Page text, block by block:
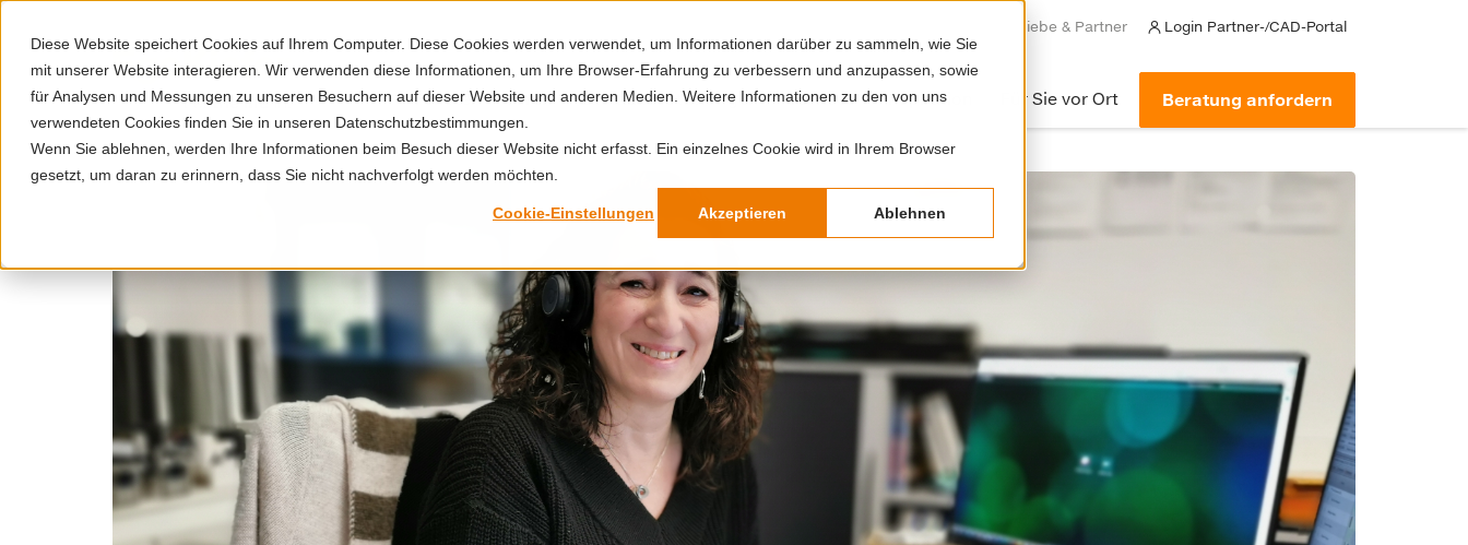
Diese Website speichert Cookies auf Ihrem Computer. Diese Cookies werden verwendet, um Informationen darüber zu sammeln, wie Sie
mit unserer Website interagieren. Wir verwenden diese Informationen, um Ihre Browser-Erfahrung zu verbessern und anzupassen, sowie
für Analysen und Messungen zu unseren Besuchern auf dieser Website und anderen Medien. Weitere Informationen zu den von uns
verwendeten Cookies finden Sie in unseren Datenschutzbestimmungen.
Wenn Sie ablehnen, werden Ihre Informationen beim Besuch dieser Website nicht erfasst. Ein einzelnes Cookie wird in Ihrem Browser
gesetzt, um daran zu erinnern, dass Sie nicht nachverfolgt werden möchten.
Cookie-Einstellungen Akzeptieren Ablehnen
Für Fachbetriebe & Partner Login Partner-/CAD-Portal
Fenster Türen Zusatzausstattungen Services Inspiration Für Sie vor Ort Beratung anfordern